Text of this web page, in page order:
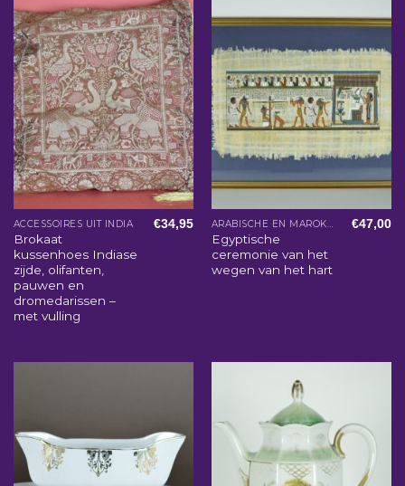
ACCESSOIRES UIT INDIA
Brokaat
kussenhoes Indiase
zijde, olifanten,
pauwen en
dromedarissen –
met vulling
€34,95
Egyptische
ceremonie van het
wegen van het hart
€47,00